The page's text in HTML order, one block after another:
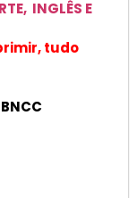
INGLÊS E
tudo
BNCC